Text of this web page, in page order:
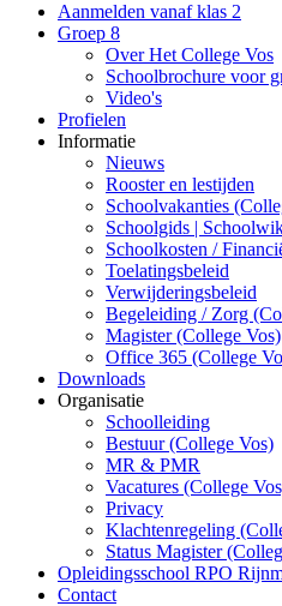
Aanmelden vanaf klas 2
Groep 8
Over Het College Vos
Schoolbrochure voor
Video's
Profielen
Informatie
Nieuws
Rooster en lestijden
Schoolvakanties
Schoolgids |
Schoolkosten /
Toelatingsbeleid
Verwijderingsbeleid
Begeleiding / Zorg
Magister (College Vos)
Office 365 (College
Downloads
Organisatie
Schoolleiding
Bestuur (College Vos)
MR & PMR
Vacatures (College
Privacy
Klachtenregeling
Status Magister
Opleidingsschool RPO
Contact